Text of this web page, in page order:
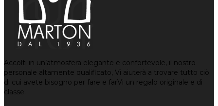
Accolti in un’atmosfera elegante e confortevole, il nostro
personale altamente qualificato, Vi aiuterà a trovare tutto ciò
di cui avete bisogno per fare e farVi un regalo originale e di
classe.